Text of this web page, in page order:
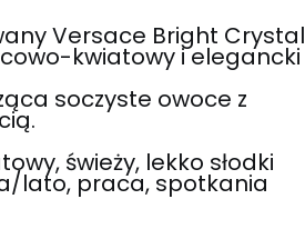
Versace Bright Crystal
kwiatowy i elegancki
soczyste owoce z
świeży, lekko słodki
lato, praca, spotkania